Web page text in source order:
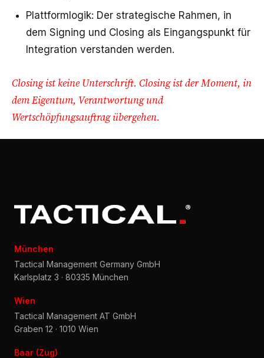
Plattformlogik: Der strategische Rahmen, in
dem Signing und Closing als Eingangspunkt für
Integration verstanden werden.
Closing ist keine Unterschrift. Closing ist der Moment, in
dem Eigentum, Verantwortung und
Wertschöpfungsauftrag übergehen.
München
Tactical Management Germany GmbH
Karlsplatz 3 · 80335 München
Wien
Tactical Management AT GmbH
Graben 12 · 1010 Wien
Baar (Zug)